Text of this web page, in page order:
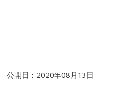
公開日：2020年08月13日